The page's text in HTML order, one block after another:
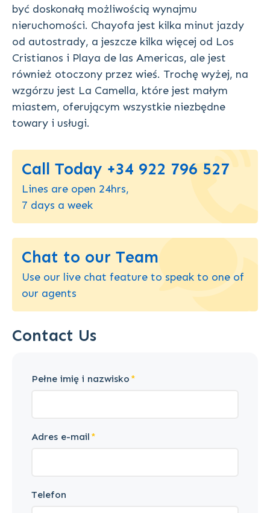
być doskonałą możliwością wynajmu
nieruchomości. Chayofa jest kilka minut jazdy
od autostrady, a jeszcze kilka więcej od Los
Cristianos i Playa de las Americas, ale jest
również otoczony przez wieś. Trochę wyżej, na
wzgórzu jest La Camella, które jest małym
miastem, oferującym wszystkie niezbędne
towary i usługi.
Call Today +34 922 796 527
Lines are open 24hrs,
7 days a week
Chat to our Team
Use our live chat feature to speak to one of
our agents
Contact Us
Pełne imię i nazwisko
Adres e-mail
Telefon